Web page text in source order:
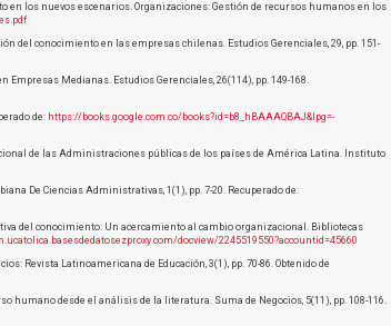
los nuevos escenarios. Organizaciones: Gestión de recursos humanos en los
del conocimiento en las empresas chilenas. Estudios Gerenciales, 29, pp. 151-
Empresas Medianas. Estudios Gerenciales, 26(114), pp. 149-168.
de: https://books.google.com.co/books?id=b8_hBAAAQBAJ&lpg=-
de las Administraciones públicas de los países de América Latina. Instituto
De Ciencias Administrativas, 1(1), pp. 7-20. Recuperado de:
del conocimiento: Un acercamiento al cambio organizacional. Bibliotecas
docview/2245519550?accountid=45660
Revista Latinoamericana de Educación, 3(1), pp. 70-86. Obtenido de
humano desde el análisis de la literatura. Suma de Negocios, 5(11), pp. 108-116.